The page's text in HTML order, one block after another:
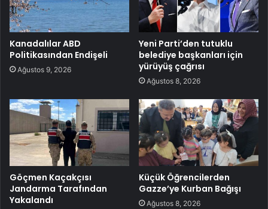
Kanadalılar ABD
Politikasından Endişeli
Ağustos 9, 2026
Yeni Parti’den tutuklu
belediye başkanları için
yürüyüş çağrısı
Ağustos 8, 2026
Göçmen Kaçakçısı
Jandarma Tarafından
Yakalandı
Küçük Öğrencilerden
Gazze’ye Kurban Bağışı
Ağustos 8, 2026